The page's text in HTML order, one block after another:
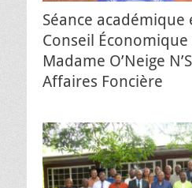
Séance
Conseil Économique
Madame O’Neige
Affaires Foncière